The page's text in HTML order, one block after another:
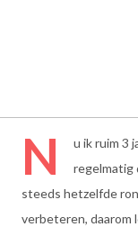
N
u ik ruim 3
regelmatig
steeds hetzelfde
verbeteren, daarom